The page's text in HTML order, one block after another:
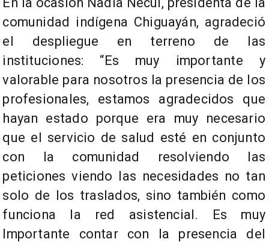
comunidad indígena Chiguayán, agradeció
el despliegue en terreno de las
instituciones: “Es muy importante y
valorable para nosotros la presencia de los
profesionales, estamos agradecidos que
hayan estado porque era muy necesario
que el servicio de salud esté en conjunto
con la comunidad resolviendo las
peticiones viendo las necesidades no tan
solo de los traslados, sino también como
funciona la red asistencial. Es muy
Importante contar con la presencia del